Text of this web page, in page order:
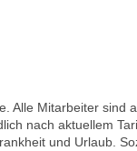
Alle Mitarbeiter sind
nach aktuellem
und Urlaub.